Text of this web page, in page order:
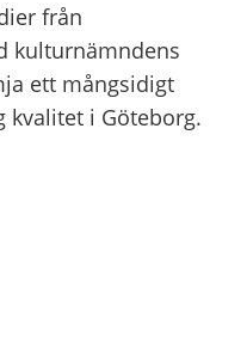
från
kulturnämndens
ett mångsidigt
kvalitet i Göteborg.